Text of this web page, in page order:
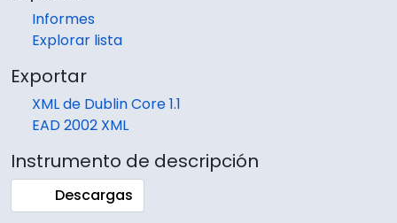
Informes
Explorar lista
Exportar
XML de Dublin Core 1.1
EAD 2002 XML
Instrumento de descripción
Descargas